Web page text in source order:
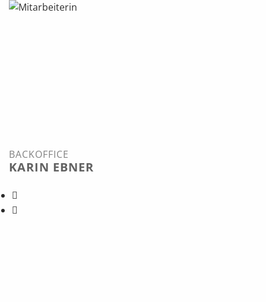
KARIN EBNER
BACKOFFICE